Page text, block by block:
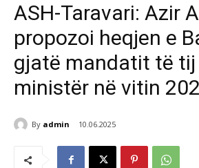
ASH-Taravari: Azir
propozoi heqjen e
gjatë mandatit të tij
ministër në vitin
By admin 10.06.2025